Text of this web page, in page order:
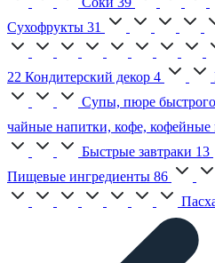
Сухофрукты 31
22 Кондитерский декор 4
Супы, пюре
чайные напитки, кофе, кофейные
Быстрые завтраки 13
Пищевые ингредиенты 86